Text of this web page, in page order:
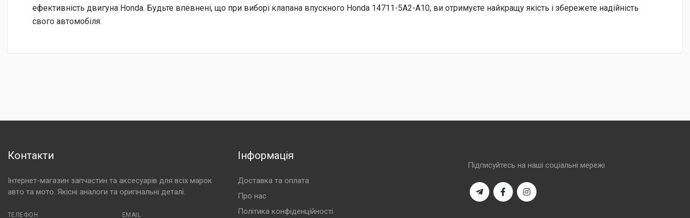
ефективність двигуна Honda. Будьте впевнені, що при виборі клапана впускного Honda 14711-5A2-A10, ви отримуєте найкращу якість і збережете надійність
свого автомобіля.
Контакти
Інтернет-магазин запчастин та аксесуарів для всіх марок
авто та мото. Якісні аналоги та оригінальні деталі.
ТЕЛЕФОН EMAIL
Інформація
Доставка та оплата
Про нас
Політика конфіденційності
Підписуйтесь на наші соціальні мережі